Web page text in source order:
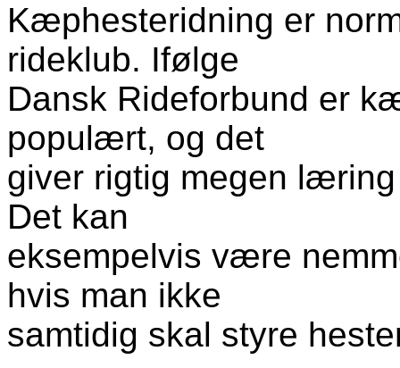
Kæphesteridning er
rideklub. Ifølge
Dansk Rideforbund er
populært, og det
giver rigtig megen
Det kan
eksempelvis være
hvis man ikke
samtidig skal styre